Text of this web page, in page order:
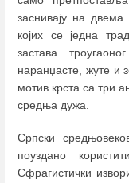
заснивају на
којих се једна
застава
наранџасте, жуте и
мотив крста са три
средња дужа.
Српски
поуздано
Сфрагистички